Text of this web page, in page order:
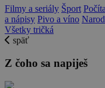
Filmy a seriály Šport
a nápisy Pivo a víno
Všetky tričká
späť
Z čoho sa napiješ